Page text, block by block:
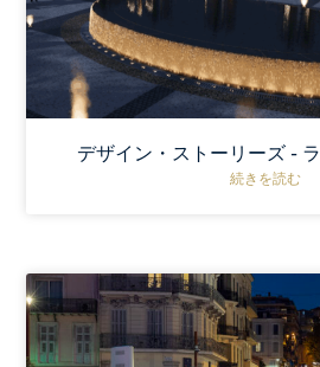
デザイン・ストーリーズ -
続きを読む